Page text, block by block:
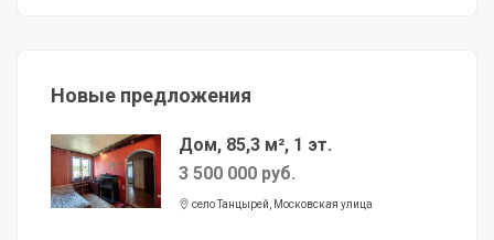
Новые предложения
Дом, 85,3 м², 1 эт.
3 500 000 руб.
село Танцырей, Московская улица